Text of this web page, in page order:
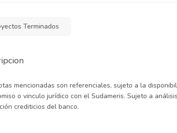
Terminados
mencionadas son referenciales, sujeto a la
o vinculo jurídico con el Sudameris. Sujeto a
crediticios del banco.